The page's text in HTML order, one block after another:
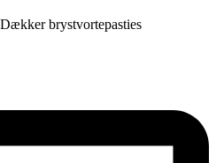
Dækker brystvortepasties